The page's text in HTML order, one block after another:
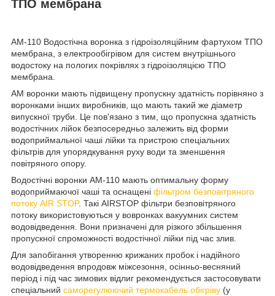
ТПО мембрана
AM-110 Водостічна воронка з гідроізоляційним фартухом ТПО
мембрана, з електрообігрівом для систем внутрішнього
водостоку на пологих покрівлях з гідроізоляцією ТПО
мембрана.
АМ воронки мають підвищену пропускну здатність порівняно з
воронками інших виробників, що мають такий же діаметр
випускної труби. Це пов'язано з тим, що пропускна здатність
водостічних лійок безпосередньо залежить від форми
водоприймальної чаші лійки та пристрою спеціальних
фільтрів для упорядкування руху води та зменшення
повітряного опору.
Водостічні воронки AM-110 мають оптимальну форму
водоприймаючої чаші та оснащені фільтром безповітряного
потоку AIR STOP. Такі AIRSTOP фільтри безповітряного
потоку використовуються у вовронках вакуумних систем
водовідведення. Вони призначені для різкого збільшення
пропускної спроможності водостічної лійки під час злив.
Для запобігання утворенню крижаних пробок і надійного
водовідведення впродовж міжсезоння, осінньо-весняний
період і під час зимових відлиг рекомендується застосовувати
спеціальний саморегулюючий термокабель обігріву (у